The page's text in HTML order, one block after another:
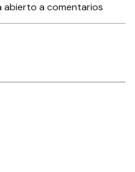
a comentarios